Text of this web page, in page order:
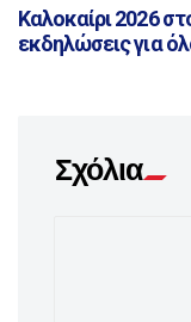
Καλοκαίρι 2026
εκδηλώσεις για
Σχόλια